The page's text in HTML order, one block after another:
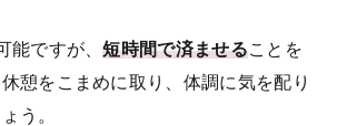
能ですが、短時間で済ませることを
憩をこまめに取り、体調に気を配り
う。